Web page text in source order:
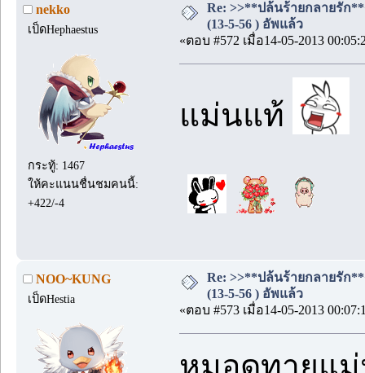
nekko
เป็ดHephaestus
กระทู้: 1467
ให้คะแนนชื่นชมคนนี้:
+422/-4
Re: >>**ปล้นร้ายกลายรัก
(13-5-56 ) อัพแล้ว
«ตอบ #572 เมื่อ14-05-2013
แม่นแท้
NOO~KUNG
เป็ดHestia
Re: >>**ปล้นร้ายกลายรัก
(13-5-56 ) อัพแล้ว
«ตอบ #573 เมื่อ14-05-2013